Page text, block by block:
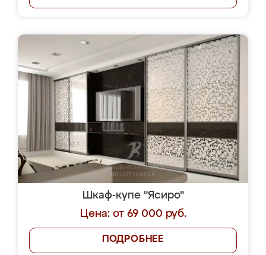
Шкаф-купе "Ясиро"
Цена: от 69 000 руб.
ПОДРОБНЕЕ